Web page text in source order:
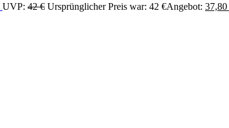
UVP: 42€ Ursprünglicher Preis war: 42 €Angebot: 37,80